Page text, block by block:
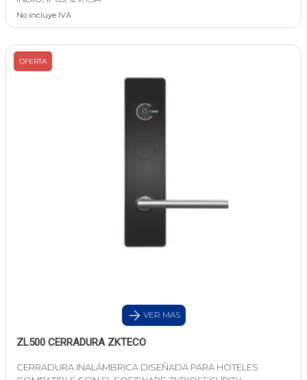
No incluye IVA
OFERTA
VER MAS
ZL500 CERRADURA ZKTECO
CERRADURA INALÁMBRICA DISEÑADA PARA HOTELES